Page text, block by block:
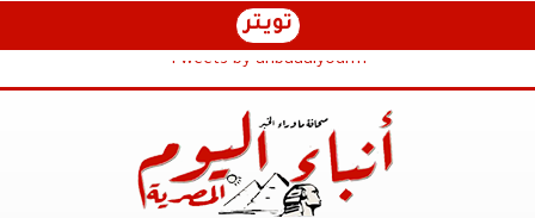
تويتر
Tweets by anbaaalyoum1